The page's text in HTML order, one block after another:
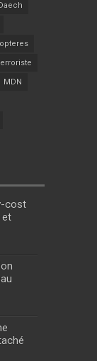
Daech
MDN
cost
et